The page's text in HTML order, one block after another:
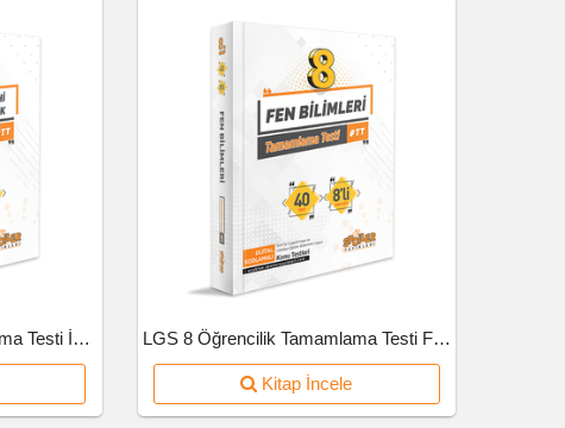
LGS 8 Öğrencilik Tamamlama Testi İnkılap Tarihi Ve Atatürkçülük LGS 8 Öğrencilik Tamamlama Testi Fen Bilimleri
Kitap İncele